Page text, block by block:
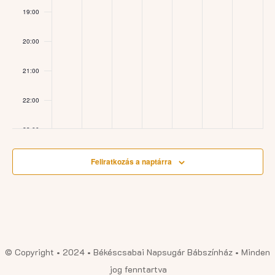
19:00
20:00
21:00
22:00
23:00
Feliratkozás a naptárra
© Copyright • 2024 • Békéscsabai Napsugár Bábszínház • Minden
jog fenntartva